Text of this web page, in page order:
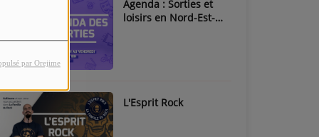
par Orejime
Agenda : Sorties et
loisirs en Nord-Est-
L'Esprit Rock